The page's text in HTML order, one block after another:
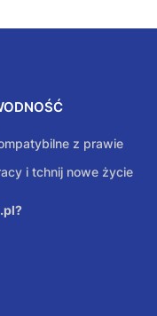
z prawie
i tchnij nowe życie